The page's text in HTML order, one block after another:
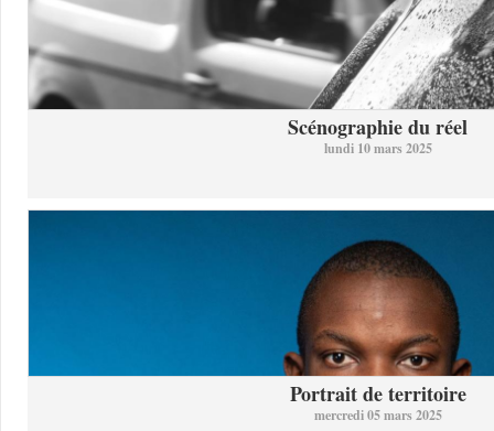
Scénographie du réel
lundi 10 mars 2025
Portrait de territoire
mercredi 05 mars 2025